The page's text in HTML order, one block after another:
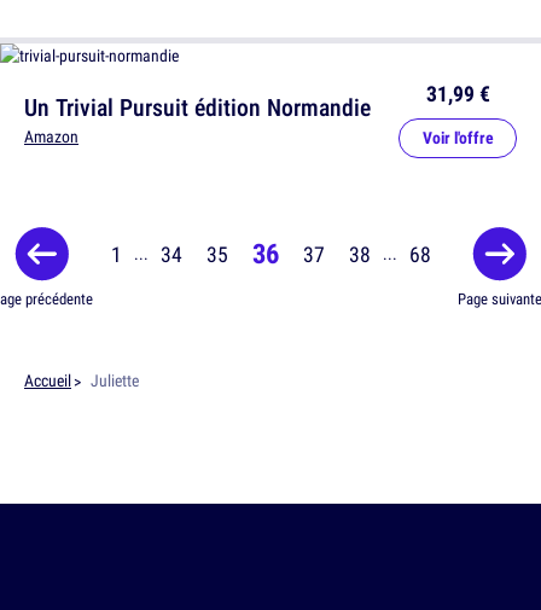
Un Trivial Pursuit édition Normandie
Amazon
31,99 €
Voir l'offre
précédente
1 ... 34 35 36 37 38 ... 68
Page suivante
Accueil Juliette